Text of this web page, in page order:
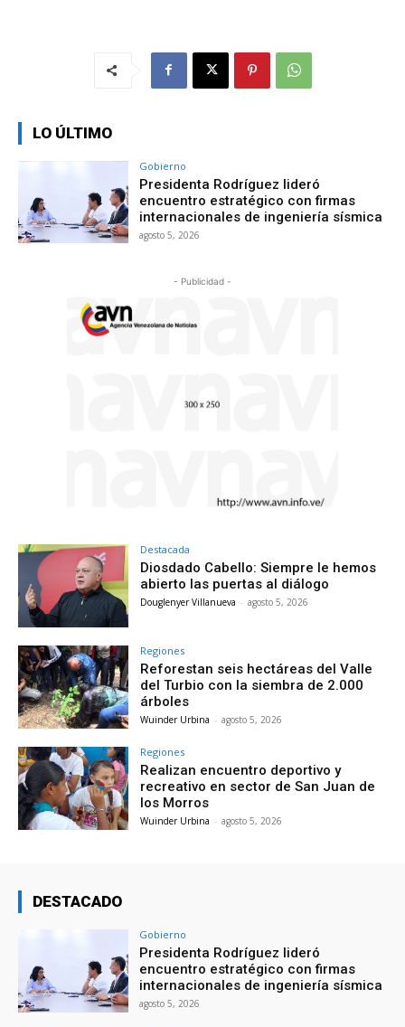
LO ÚLTIMO
Gobierno
Presidenta Rodríguez lideró
encuentro estratégico con firmas
internacionales de ingeniería sísmica
agosto 5, 2026
- Publicidad -
Destacada
Diosdado Cabello: Siempre le hemos
abierto las puertas al diálogo
Douglenyer Villanueva - agosto 5, 2026
Regiones
Reforestan seis hectáreas del Valle
del Turbio con la siembra de 2.000
árboles
Wuinder Urbina - agosto 5, 2026
Regiones
Realizan encuentro deportivo y
recreativo en sector de San Juan de
los Morros
Wuinder Urbina - agosto 5, 2026
DESTACADO
Gobierno
Presidenta Rodríguez lideró
encuentro estratégico con firmas
internacionales de ingeniería sísmica
agosto 5, 2026